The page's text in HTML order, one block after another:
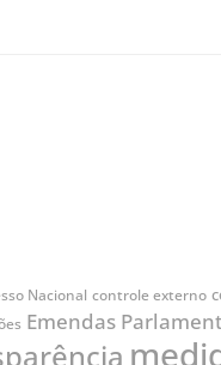
Nacional controle externo
Emendas